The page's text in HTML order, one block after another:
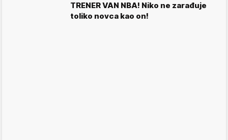
TRENER VAN NBA! Niko ne zarađuje
toliko novca kao on!